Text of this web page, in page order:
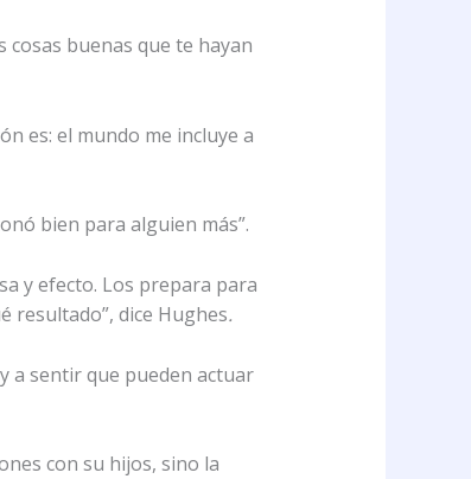
cosas buenas que te hayan
es: el mundo me incluye a
bien para alguien más”.
y efecto. Los prepara para
dice Hughes.
a sentir que pueden actuar
con su hijos, sino la